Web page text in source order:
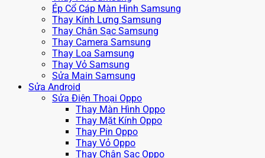
Ép Cổ Cáp Màn Hình Samsung
Thay Kính Lưng Samsung
Thay Chân Sạc Samsung
Thay Camera Samsung
Thay Loa Samsung
Thay Vỏ Samsung
Sửa Main Samsung
Sửa Android
Sửa Điện Thoại Oppo
Thay Màn Hình Oppo
Thay Mặt Kính Oppo
Thay Pin Oppo
Thay Vỏ Oppo
Thay Chân Sạc Oppo